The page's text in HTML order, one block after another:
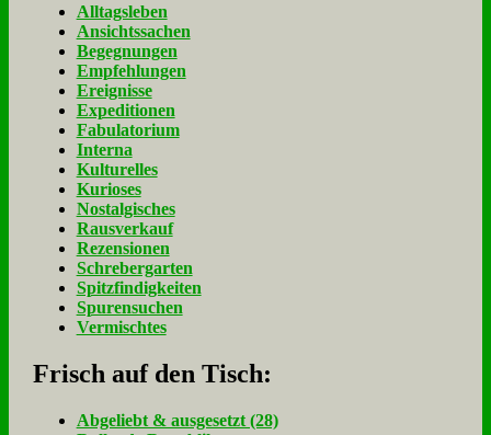
Alltagsleben
Ansichtssachen
Begegnungen
Empfehlungen
Ereignisse
Expeditionen
Fabulatorium
Interna
Kulturelles
Kurioses
Nostalgisches
Rausverkauf
Rezensionen
Schrebergarten
Spitzfindigkeiten
Spurensuchen
Vermischtes
Frisch auf den Tisch:
Ab­ge­liebt & aus­ge­setzt (28)